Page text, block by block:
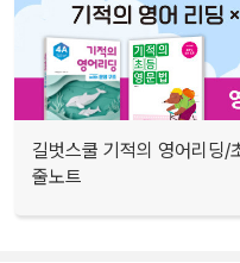
길벗스쿨 기적의 영어리딩/
줄노트